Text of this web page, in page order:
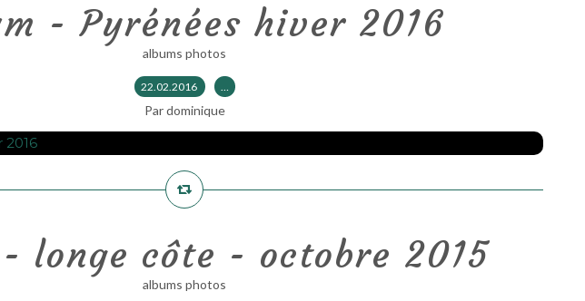
- Pyrénées hiver 2016
albums photos
22.02.2016 …
Par dominique
longe côte - octobre 2015
albums photos